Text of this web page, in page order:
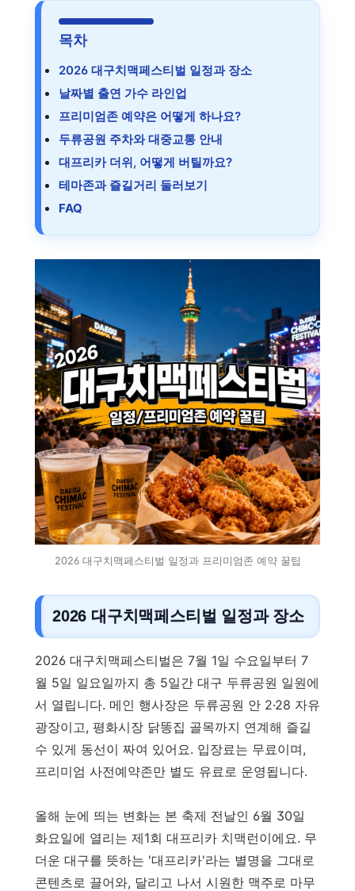
목차
2026 대구치맥페스티벌 일정과 장소
날짜별 출연 가수 라인업
프리미엄존 예약은 어떻게 하나요?
두류공원 주차와 대중교통 안내
대프리카 더위, 어떻게 버틸까요?
테마존과 즐길거리 둘러보기
FAQ
2026 대구치맥페스티벌 일정과 프리미엄존 예약 꿀팁
2026 대구치맥페스티벌 일정과 장소
2026 대구치맥페스티벌은 7월 1일 수요일부터 7
월 5일 일요일까지 총 5일간 대구 두류공원 일원에
서 열립니다. 메인 행사장은 두류공원 안 2·28 자유
광장이고, 평화시장 닭똥집 골목까지 연계해 즐길
수 있게 동선이 짜여 있어요. 입장료는 무료이며,
프리미엄 사전예약존만 별도 유료로 운영됩니다.
올해 눈에 띄는 변화는 본 축제 전날인 6월 30일
화요일에 열리는 제1회 대프리카 치맥런이에요. 무
더운 대구를 뜻하는 '대프리카'라는 별명을 그대로
콘텐츠로 끌어와, 달리고 나서 시원한 맥주로 마무